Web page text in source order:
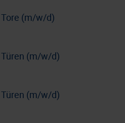
(m/w/d)
(m/w/d)
(m/w/d)